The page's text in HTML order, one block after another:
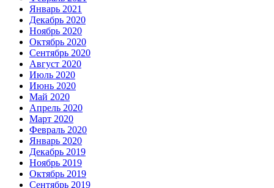
Январь 2021
Декабрь 2020
Ноябрь 2020
Октябрь 2020
Сентябрь 2020
Август 2020
Июль 2020
Июнь 2020
Май 2020
Апрель 2020
Март 2020
Февраль 2020
Январь 2020
Декабрь 2019
Ноябрь 2019
Октябрь 2019
Сентябрь 2019